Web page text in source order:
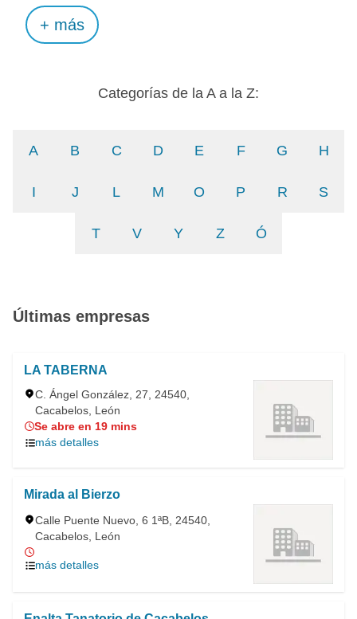
+ más
Categorías de la A a la Z:
A B C D E F G H
I J L M O P R S
T V Y Z Ó
Últimas empresas
LA TABERNA
C. Ángel González, 27, 24540,
Cacabelos, León
Se abre en 19 mins
más detalles
Mirada al Bierzo
Calle Puente Nuevo, 6 1ªB, 24540,
Cacabelos, León
más detalles